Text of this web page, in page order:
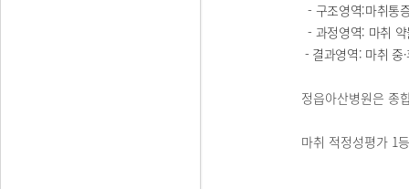
- 구조영역:마취통
- 과정영역: 마취
- 결과영역: 마취 중
정읍아산병원은 종
마취 적정성평가 1